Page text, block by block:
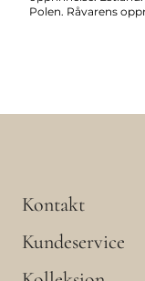
Polen. Råvarens
Kontakt
Kundeservice